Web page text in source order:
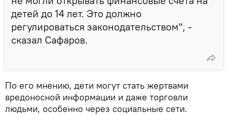
детей до 14 лет. Это должно
регулироваться законодательством", -
сказал Сафаров.
По его мнению, дети могут стать жертвами
вредоносной информации и даже торговли
людьми, особенно через социальные сети.